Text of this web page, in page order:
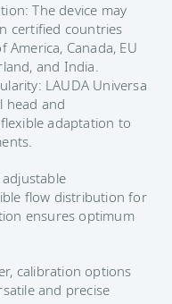
The device may
certified countries
Canada, EU
and India.
LAUDA Universa
head and
adaptation to
flow distribution for
ensures optimum
calibration options
and precise